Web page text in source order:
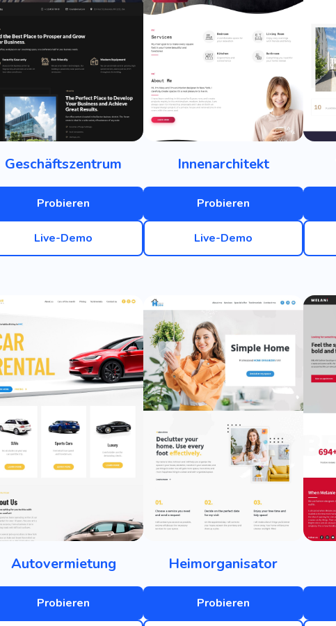
Geschäftszentrum
Probieren
Live-Demo
Innenarchitekt
Probieren
Live-Demo
Autovermietung
Probieren
Heimorganisator
Probieren